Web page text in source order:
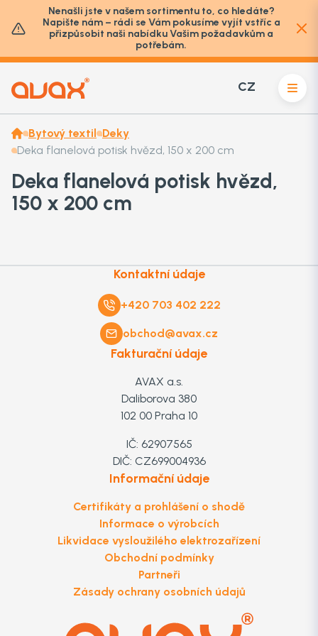
Nenašli jste v našem sortimentu to, co hledáte?
Napište nám – rádi se Vám pokusíme vyjít vstříc a
přizpůsobit naši nabídku Vašim požadavkům a
potřebám.
CZ
Bytový textil Deky
Deka flanelová potisk hvězd, 150 x 200 cm
Deka flanelová potisk hvězd,
150 x 200 cm
Kontaktní údaje
+420 703 402 222
obchod@avax.cz
Fakturační údaje
AVAX a.s.
Daliborova 380
102 00 Praha 10
IČ: 62907565
DIČ: CZ699004936
Informační údaje
Certifikáty a prohlášení o shodě
Informace o výrobcích
Likvidace vysloužilého elektrozařízení
Obchodní podmínky
Partneři
Zásady ochrany osobních údajů